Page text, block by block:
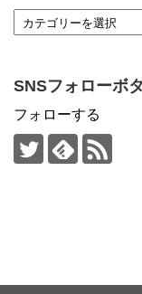
SNSフォローボ
フォローする